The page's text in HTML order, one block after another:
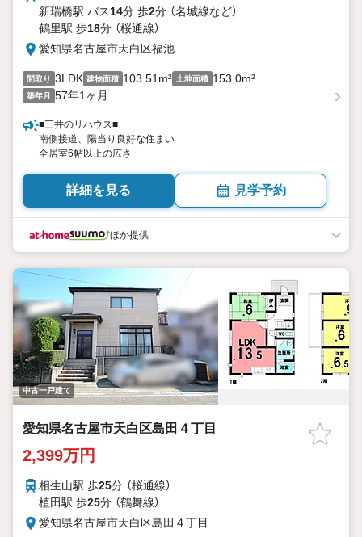
新瑞橋駅 バス14分 歩2分 （名城線など）
鶴里駅 歩18分 （桜通線）
愛知県名古屋市天白区福池
間取り 3LDK 建物面積 103.51m² 土地面積 153.0m²
築年月 57年1ヶ月
■三井のリハウス■
南側接道、陽当り良好な住まい
全居室6帖以上の広さ
詳細を見る 見学予約
ほか提供
中古一戸建て
愛知県名古屋市天白区島田４丁目
2,399万円
相生山駅 歩25分 （桜通線）
植田駅 歩25分 （鶴舞線）
愛知県名古屋市天白区島田４丁目